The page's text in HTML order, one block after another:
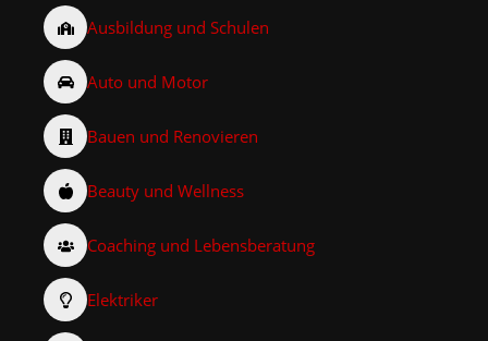
Ausbildung und Schulen
Auto und Motor
Bauen und Renovieren
Beauty und Wellness
Coaching und Lebensberatung
Elektriker